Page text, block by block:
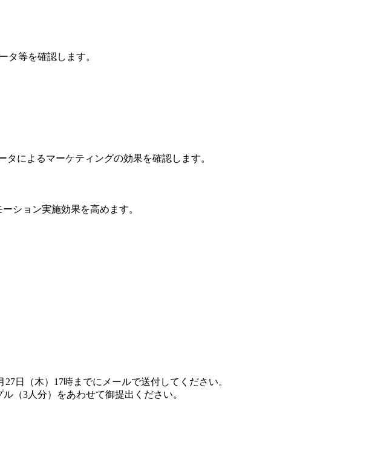
タ等を確認します。
によるマーケティングの効果を確認します。
ション実施効果を高めます。
日（木）17時までにメールで送付してください。
（3人分）をあわせて御提出ください。